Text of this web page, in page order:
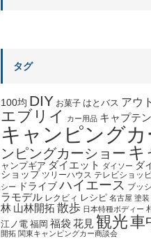
タグ
100均 DIY お菓子 はとバス アウ
エブリイ カー用品 キャプテ
キャンピングカ
ンピングカーショー キ
ャンプギア ダイエット ダイソー ダ
ショップ ツリーハウス テレビショッ
シー
ドライブハイエース ブッ
ラモデル レクビィ レシピ 名古屋 塗装
林 山林開拓 散歩 日本特種ボディー
江ノ電 福岡 福袋 花見 観光車
開拓 関東キャンピングカー商談会